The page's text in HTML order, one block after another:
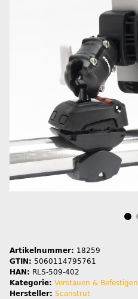
Artikelnummer: 18259
GTIN: 5060114795761
HAN: RLS-509-402
Kategorie: Verstauen & Befestigen
Hersteller: Scanstrut